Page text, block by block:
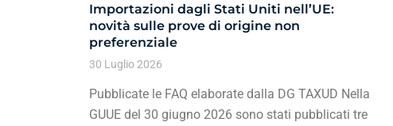
Importazioni dagli Stati Uniti nell’UE:
novità sulle prove di origine non
preferenziale
30 Luglio 2026
Pubblicate le FAQ elaborate dalla DG TAXUD Nella
GUUE del 30 giugno 2026 sono stati pubblicati tre